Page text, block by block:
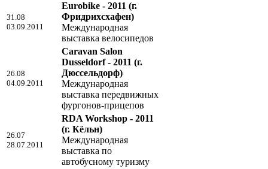
31.08
03.09.2011
Eurobike - 2011 (г.
Фридрихсхафен)
Международная
выставка велосипедов
26.08
04.09.2011
Caravan Salon
Dusseldorf - 2011 (г.
Дюссельдорф)
Международная
выставка передвижных
фургонов-прицепов
26.07
28.07.2011
RDA Workshop - 2011
(г. Кёльн)
Международная
выставка по
автобусному туризму